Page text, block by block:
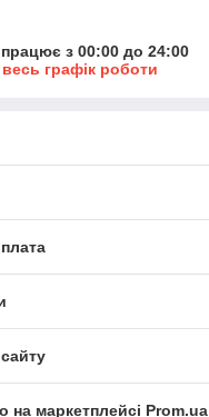
з 00:00 до 24:00
графік роботи
на маркетплейсі Prom.ua